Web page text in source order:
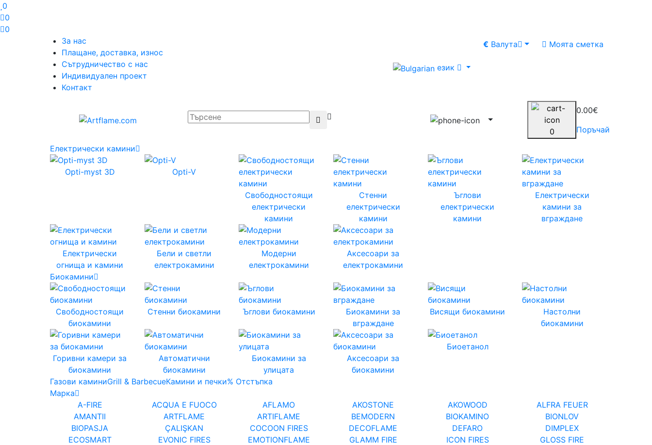
0
0
0
За нас
Плащане, доставка, износ
Сътрудничество с нас
Индивидуален проект
Контакт
език
€ Валута Моята сметка
0
0.00€
Поръчай
Електрически камини
Opti-myst 3D Opti-V
Свободностоящи
електрически
камини
Стенни
електрически
камини
Ъглови
електрически
камини
Електрически
камини за
вграждане
Електрически
огнища и камини
Бели и светли
електрокамини
Модерни
електрокамини
Аксесоари за
електрокамини
Биокамини
Свободностоящи
биокамини
Стенни биокамини Ъглови биокамини
Биокамини за
вграждане
Висящи биокамини
Настолни
биокамини
Горивни камери за
биокамини
Автоматични
биокамини
Биокамини за
улицата
Аксесоари за
биокамини
Биоетанол
Газови каминиGrill & BarbecueКамини и печки% Отстъпка
Марка
A-FIRE
ACQUA E FUOCO AFLAMO AKOSTONE AKOWOOD
ALFRA FEUER
AMANTII
ARTFLAME ARTIFLAME BEMODERN BIOKAMINO
BIONLOV
BIOPASJA
ÇALIŞKAN COCOON FIRES DECOFLAME DEFARO
DIMPLEX
ECOSMART
EVONIC FIRES EMOTIONFLAME GLAMM FIRE ICON FIRES
GLOSS FIRE